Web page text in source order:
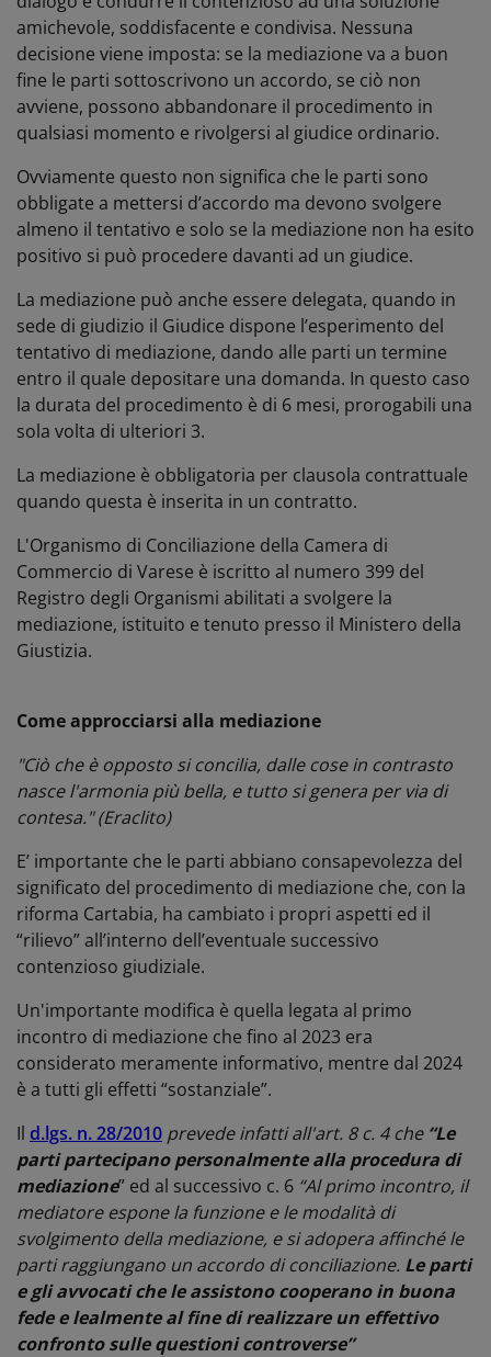
amichevole, soddisfacente e condivisa. Nessuna
decisione viene imposta: se la mediazione va a buon
fine le parti sottoscrivono un accordo, se ciò non
avviene, possono abbandonare il procedimento in
qualsiasi momento e rivolgersi al giudice ordinario.
Ovviamente questo non significa che le parti sono
obbligate a mettersi d’accordo ma devono svolgere
almeno il tentativo e solo se la mediazione non ha esito
positivo si può procedere davanti ad un giudice.
La mediazione può anche essere delegata, quando in
sede di giudizio il Giudice dispone l’esperimento del
tentativo di mediazione, dando alle parti un termine
entro il quale depositare una domanda. In questo caso
la durata del procedimento è di 6 mesi, prorogabili una
sola volta di ulteriori 3.
La mediazione è obbligatoria per clausola contrattuale
quando questa è inserita in un contratto.
L'Organismo di Conciliazione della Camera di
Commercio di Varese è iscritto al numero 399 del
Registro degli Organismi abilitati a svolgere la
mediazione, istituito e tenuto presso il Ministero della
Giustizia.
Come approcciarsi alla mediazione
"Ciò che è opposto si concilia, dalle cose in contrasto
nasce l'armonia più bella, e tutto si genera per via di
contesa." (Eraclito)
E’ importante che le parti abbiano consapevolezza del
significato del procedimento di mediazione che, con la
riforma Cartabia, ha cambiato i propri aspetti ed il
“rilievo” all’interno dell’eventuale successivo
contenzioso giudiziale.
Un'importante modifica è quella legata al primo
incontro di mediazione che fino al 2023 era
considerato meramente informativo, mentre dal 2024
è a tutti gli effetti “sostanziale”.
Il d.lgs. n. 28/2010 prevede infatti all'art. 8 c. 4 che “Le
parti partecipano personalmente alla procedura di
mediazione” ed al successivo c. 6 “Al primo incontro, il
mediatore espone la funzione e le modalità di
svolgimento della mediazione, e si adopera affinché le
parti raggiungano un accordo di conciliazione. Le parti
e gli avvocati che le assistono cooperano in buona
fede e lealmente al fine di realizzare un effettivo
confronto sulle questioni controverse”